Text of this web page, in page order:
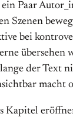
ein Paar
Szenen
bei
übersehen
der Text
macht
Kapitel